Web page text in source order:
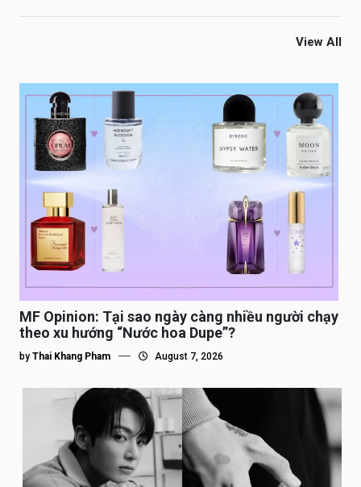
View All
MF Opinion: Tại sao ngày càng nhiều người chạy
theo xu hướng “Nước hoa Dupe”?
by Thai Khang Pham August 7, 2026